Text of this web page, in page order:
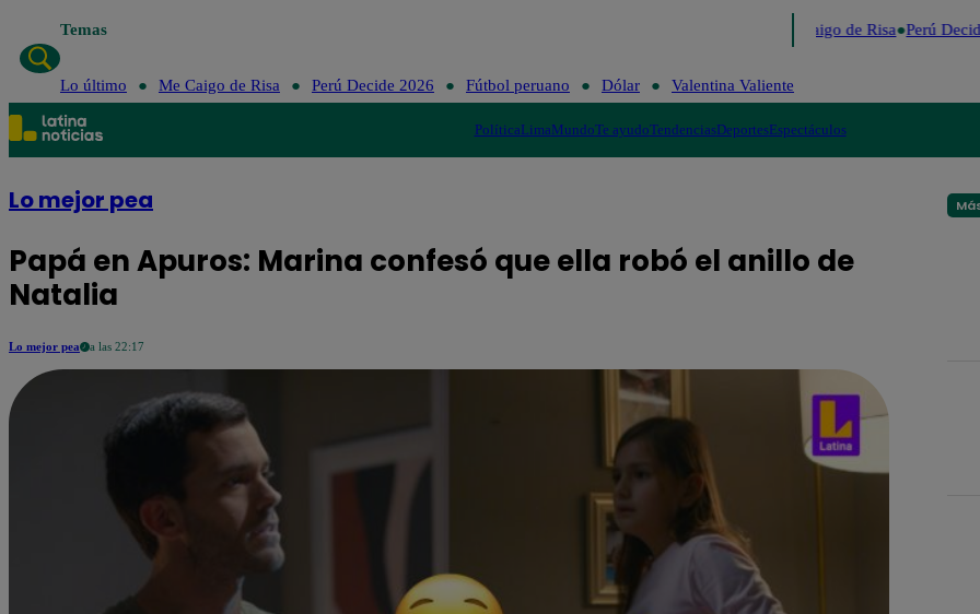
Temas Me Caigo de Risa Perú
Lo último Me Caigo de Risa Perú Decide 2026 Fútbol peruano Dólar Valentina Valiente
PolíticaLimaMundoTe ayudoTendenciasDeportesEspectáculos
Lo mejor pea
Papá en Apuros: Marina confesó que ella robó el anillo de
Natalia
Lo mejor pea a las 22:17